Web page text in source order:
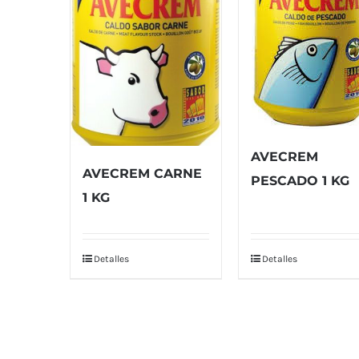
AVECREM CARNE
1 KG
Detalles
AVECREM
PESCADO 1 KG
Detalles